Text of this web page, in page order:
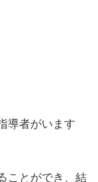
導者がいます
ことができ、結